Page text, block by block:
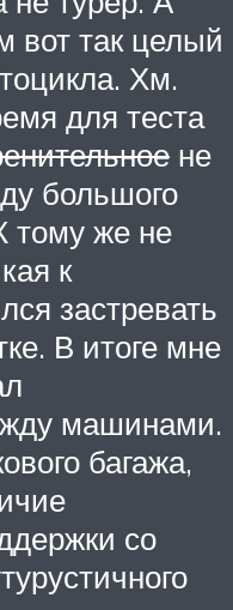
вот так целый
Хм.
для теста
не
большого
тому же не
к
застревать
В итоге мне
машинами.
багажа,
со